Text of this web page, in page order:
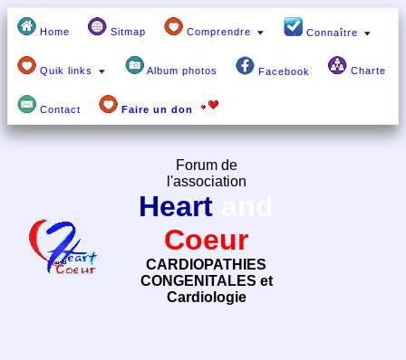
Home Sitmap Comprendre Connaître
Quik links Album photos Facebook Charte
Contact Faire un don
Forum de
l'association
Heart
Coeur
CARDIOPATHIES
CONGENITALES et
Cardiologie